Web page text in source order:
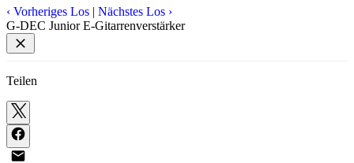
‹ Vorheriges Los | Nächstes Los ›
G-DEC Junior E-Gitarrenverstärker
Teilen